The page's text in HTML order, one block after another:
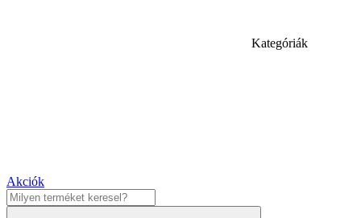
Kategóriák
Akciók